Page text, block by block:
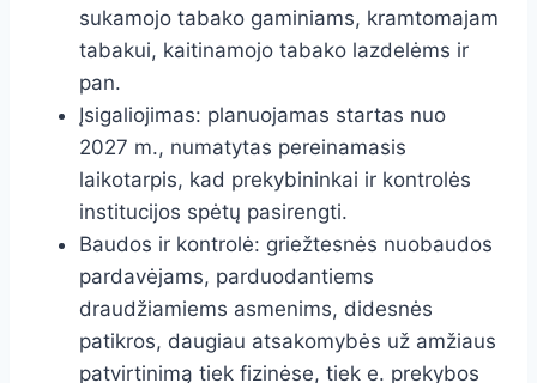
sukamojo tabako gaminiams, kramtomajam
tabakui, kaitinamojo tabako lazdelėms ir
pan.
Įsigaliojimas: planuojamas startas nuo
2027 m., numatytas pereinamasis
laikotarpis, kad prekybininkai ir kontrolės
institucijos spėtų pasirengti.
Baudos ir kontrolė: griežtesnės nuobaudos
pardavėjams, parduodantiems
draudžiamiems asmenims, didesnės
patikros, daugiau atsakomybės už amžiaus
patvirtinimą tiek fizinėse, tiek e. prekybos